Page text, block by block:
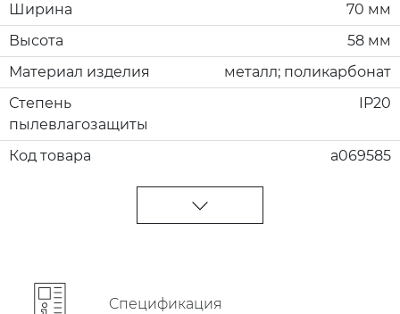
Ширина
70 мм
Высота
58 мм
Материал изделия
металл; поликарбонат
Степень
пылевлагозащиты
IP20
Код товара a069585
Cпецификация